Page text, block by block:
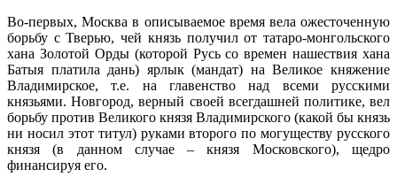
Во-первых, Москва в описываемое время вела ожесточенную
борьбу с Тверью, чей князь получил от татаро-монгольского
хана Золотой Орды (которой Русь со времен нашествия хана
Батыя платила дань) ярлык (мандат) на Великое княжение
Владимирское, т.е. на главенство над всеми русскими
князьями. Новгород, верный своей всегдашней политике, вел
борьбу против Великого князя Владимирского (какой бы князь
ни носил этот титул) руками второго по могуществу русского
князя (в данном случае – князя Московского), щедро
финансируя его.